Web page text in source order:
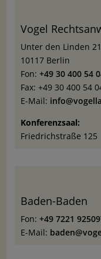
Vogel
Unter den Linden 21
10117 Berlin
Fon: +49 30 400 54
Fax: +49 30 400 54
E-Mail:
Konferenzsaal:
Friedrichstraße 125
Baden-Baden
Fon: +49 7221
E-Mail: